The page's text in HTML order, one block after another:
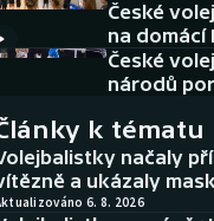
AZ kvíz
České
na domácí
České
národů
k tématu
načaly
a ukázaly
6. 8. 2026